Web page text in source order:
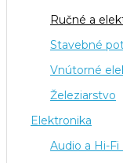
Ručné a
Stavebné
Vnútorné
Železiarstvo
Elektronika
Audio a Hi-Fi